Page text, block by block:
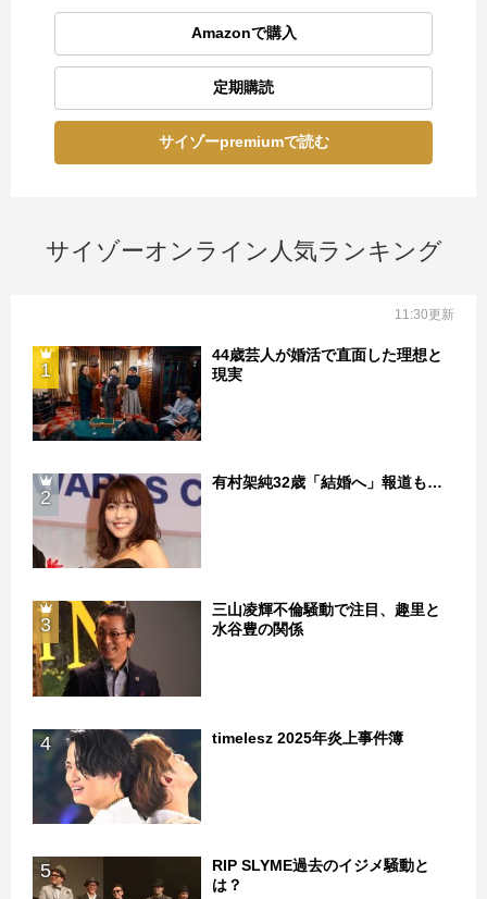
Amazonで購入
定期購読
サイゾーpremiumで読む
サイゾーオンライン人気ランキング
11:30更新
1
44歳芸人が婚活で直面した理想と
現実
2
有村架純32歳「結婚へ」報道も…
3
三山凌輝不倫騒動で注目、趣里と
水谷豊の関係
4 timelesz 2025年炎上事件簿
5
RIP SLYME過去のイジメ騒動と
は？